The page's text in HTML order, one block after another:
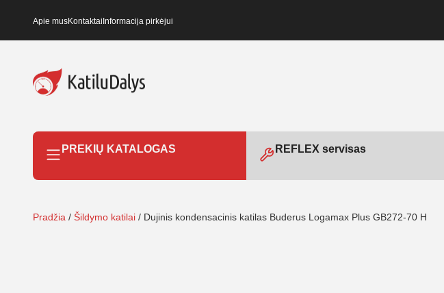
Apie musKontaktaiInformacija pirkėjui
PREKIŲ KATALOGAS REFLEX servisas
Pradžia / Šildymo katilai / Dujinis kondensacinis katilas Buderus Logamax Plus GB272-70 H